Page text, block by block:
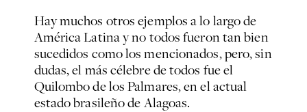
Hay muchos otros ejemplos a lo largo de
América Latina y no todos fueron tan bien
sucedidos como los mencionados, pero, sin
dudas, el más célebre de todos fue el
Quilombo de los Palmares, en el actual
estado brasileño de Alagoas.